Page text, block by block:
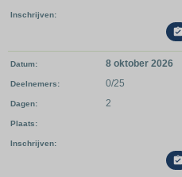
Inschrijven

Datum 8 oktober 2026
Deelnemers 0/25
Dagen 2
Plaats
Inschrijven
